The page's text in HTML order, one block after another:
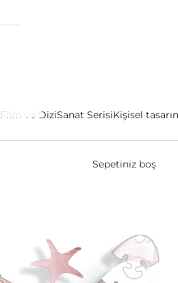
Film ve DiziSanat SerisiKişisel
Sepetiniz boş